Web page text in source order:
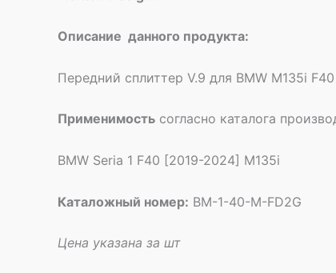
Описание данного продукта:
Передний сплиттер V.9 для BMW M135i F40
Применимость согласно каталога
BMW Seria 1 F40 [2019-2024] M135i
Каталожный номер: BM-1-40-M-FD2G
Цена указана за шт